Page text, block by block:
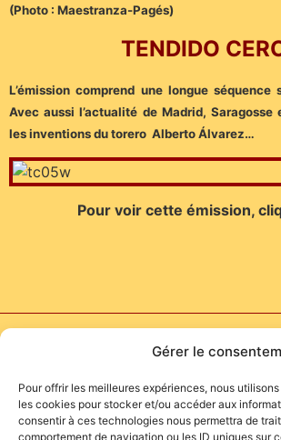
Gérer le
Pour offrir les meilleures expériences, nous
les cookies pour stocker et/ou accéder aux
consentir à ces technologies nous permettra de
comportement de navigation ou les ID uniques sur
(Photo : Maestranza-Pagés)
TENDIDO
L’émission comprend une longue séquence
Avec aussi l’actualité de Madrid,
les inventions du torero Alberto Álvarez…
Pour voir cette émission,